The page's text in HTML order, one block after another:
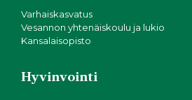
Varhaiskasvatus
Vesannon yhtenäiskoulu ja lukio
Kansalaisopisto
Hyvinvointi